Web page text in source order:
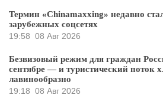
Термин «Chinamaxxing» недавно
зарубежных соцсетях
19:58 08 Авг 2026
Безвизовый режим для граждан
сентябре — и туристический поток
лавинообразно
19:18 08 Авг 2026